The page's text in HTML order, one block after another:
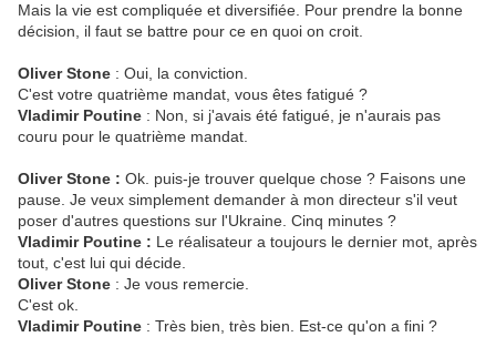
Mais la vie est compliquée et diversifiée. Pour prendre la bonne
décision, il faut se battre pour ce en quoi on croit.
Oliver Stone : Oui, la conviction.
C'est votre quatrième mandat, vous êtes fatigué ?
Vladimir Poutine : Non, si j'avais été fatigué, je n'aurais pas
couru pour le quatrième mandat.
Oliver Stone : Ok. puis-je trouver quelque chose ? Faisons une
pause. Je veux simplement demander à mon directeur s'il veut
poser d'autres questions sur l'Ukraine. Cinq minutes ?
Vladimir Poutine : Le réalisateur a toujours le dernier mot, après
tout, c'est lui qui décide.
Oliver Stone : Je vous remercie.
C'est ok.
Vladimir Poutine : Très bien, très bien. Est-ce qu'on a fini ?